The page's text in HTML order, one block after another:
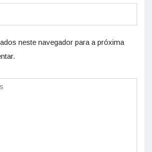
neste navegador para a próxima